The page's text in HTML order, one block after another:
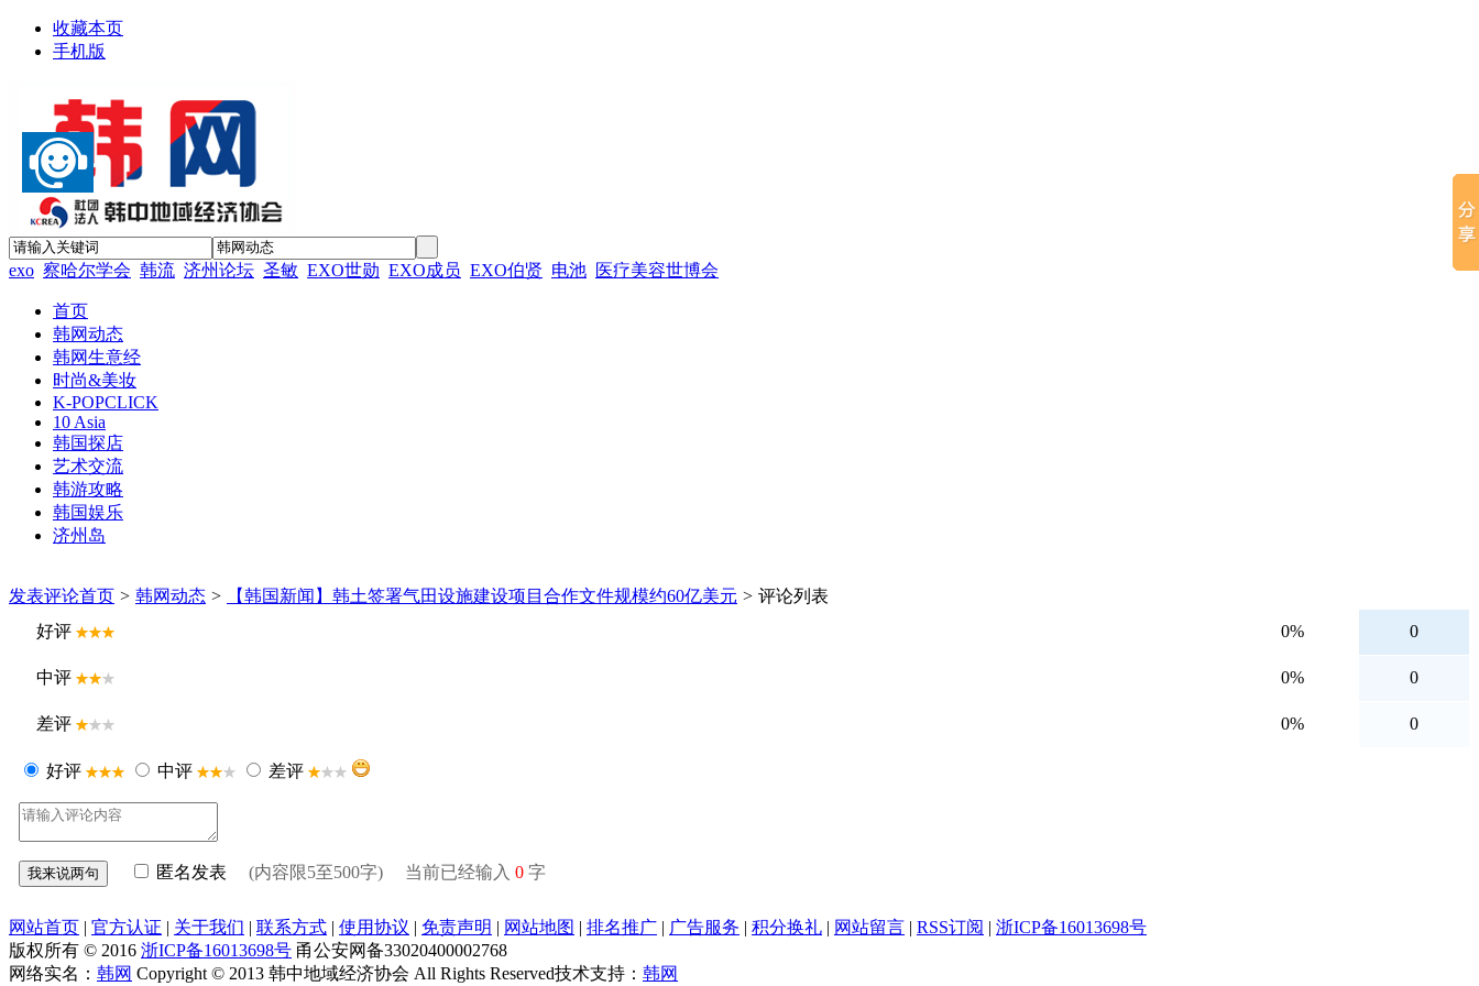
收藏本页
手机版
exo 察哈尔学会 韩流 济州论坛 圣敏 EXO世勋 EXO成员 EXO伯贤 电池 医疗美容世博会
首页
韩网动态
韩网生意经
时尚&美妆
K-POPCLICK
10 Asia
韩国探店
艺术交流
韩游攻略
韩国娱乐
济州岛
发表评论首页 > 韩网动态 > 【韩国新闻】韩土签署气田设施建设项目合作文件规模约60亿美元 > 评论列表
好评
0% 0
中评 0% 0
差评 0% 0
好评 中评 差评
匿名发表 (内容限5至500字) 当前已经输入 0 字
网站首页 | 官方认证 | 关于我们 | 联系方式 | 使用协议 | 免责声明 | 网站地图 | 排名推广 | 广告服务 | 积分换礼 | 网站留言 | RSS订阅 | 浙ICP备16013698号
版权所有 © 2016 浙ICP备16013698号 甬公安网备33020400002768
网络实名： 韩网 Copyright © 2013 韩中地域经济协会 All Rights Reserved技术支持： 韩网